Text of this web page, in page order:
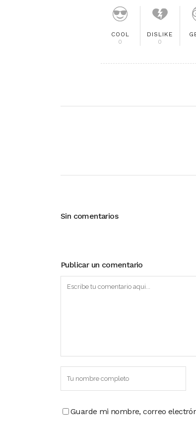
COOL
0
DISLIKE
0
Sin comentarios
Publicar un comentario
Guarde mi nombre, correo